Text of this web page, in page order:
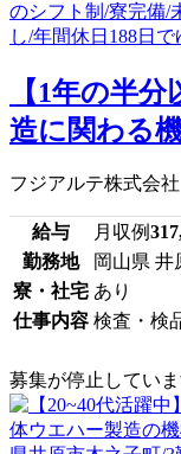
【1年の半
造に関わる
フジアルテ株式会社
給与 月収例
勤務地
岡山県 井
寮・社宅 あり
仕事内容 検査・検
募集が停止してい